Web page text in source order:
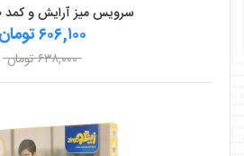
سرویس میز آرایش و کمد ۵۰۵۰ دورا
۶۰۶,۱۰۰ تومان
۶۳۸,۰۰۰ تومان